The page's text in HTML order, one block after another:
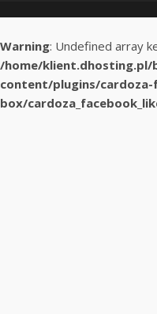
Warning: Undefined array
/home/klient.dhosting.pl/
content/plugins/cardoza-
box/